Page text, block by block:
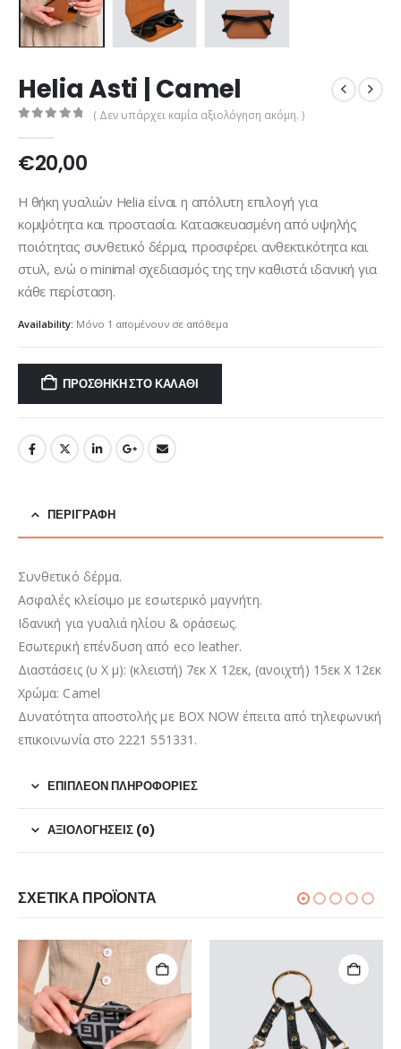
Helia Asti | Camel
( Δεν υπάρχει καμία αξιολόγηση ακόμη. )
€20,00
Η θήκη γυαλιών Helia είναι η απόλυτη επιλογή για
κομψότητα και προστασία. Κατασκευασμένη από υψηλής
ποιότητας συνθετικό δέρμα, προσφέρει ανθεκτικότητα και
στυλ, ενώ ο minimal σχεδιασμός της την καθιστά ιδανική για
κάθε περίσταση.
Availability: Μόνο 1 απομένουν σε απόθεμα
ΠΡΟΣΘΉΚΗ ΣΤΟ ΚΑΛΆΘΙ
ΠΕΡΙΓΡΑΦΉ
Συνθετικό δέρμα.
Ασφαλές κλείσιμο με εσωτερικό μαγνήτη.
Ιδανική για γυαλιά ηλίου & οράσεως.
Εσωτερική επένδυση από eco leather.
Διαστάσεις (υ Χ μ): (κλειστή) 7εκ Χ 12εκ, (ανοιχτή) 15εκ Χ 12εκ
Χρώμα: Camel
Δυνατότητα αποστολής με BOX NOW έπειτα από τηλεφωνική
επικοινωνία στο 2221 551331.
ΕΠΙΠΛΈΟΝ ΠΛΗΡΟΦΟΡΊΕΣ
ΑΞΙΟΛΟΓΉΣΕΙΣ (0)
ΣΧΕΤΙΚΆ ΠΡΟΪΌΝΤΑ